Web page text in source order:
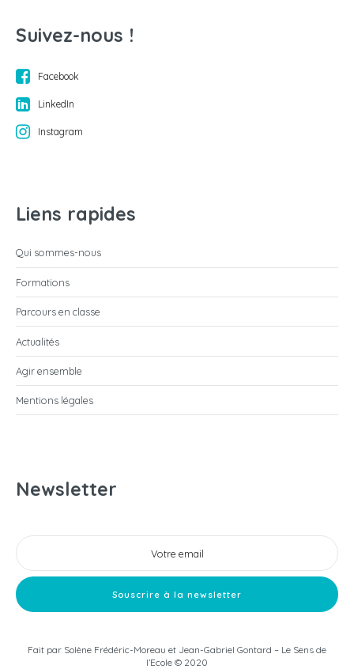
Suivez-nous !
Facebook
LinkedIn
Instagram
Liens rapides
Qui sommes-nous
Formations
Parcours en classe
Actualités
Agir ensemble
Mentions légales
Newsletter
Fait par Solène Frédéric-Moreau et Jean-Gabriel Gontard – Le Sens de
l’Ecole © 2020